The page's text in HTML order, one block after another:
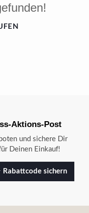
Aktions-Post
und sichere Dir
Deinen Einkauf!
Rabattcode sichern